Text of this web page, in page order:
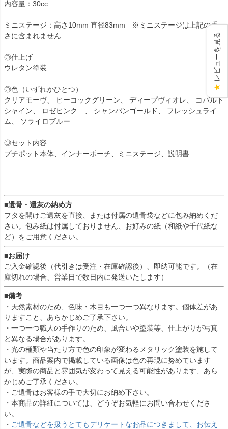
内容量：30cc
ミニステージ：高さ10mm 直径83mm ※ミニステージは上記の重
さに含まれません
◎仕上げ
ウレタン塗装
◎色（いずれかひとつ）
クリアモーヴ、 ピーコックグリーン、 ディープヴィオレ、 コバルト
シャイン、 ロゼピンク 、 シャンパンゴールド、 フレッシュライ
ム、 ソライロブルー
◎セット内容
プチポット本体、インナーポーチ、ミニステージ、説明書
■遺骨・遺灰の納め方
フタを開けご遺灰を直接、または付属の遺骨袋などに包み納めくだ
さい。包み紙は付属しておりません、お好みの紙（和紙や千代紙な
ど）をご用意ください。
■お届け
ご入金確認後（代引きは受注・在庫確認後）、即納可能です。（在
庫切れの場合、営業日で数日内に発送いたします）
■備考
・天然素材のため、色味・木目も一つ一つ異なります。個体差があ
りますこと、あらかじめご了承下さい。
・一つ一つ職人の手作りのため、風合いや塗装等、仕上がりが写真
と異なる場合があります。
・光の種類や当たり方で色の印象が変わるメタリック塗装を施して
います。商品案内で掲載している画像は色の再現に努めています
が、実際の商品と雰囲気が変わって見える可能性があります、あら
かじめご了承ください。
・ご遺骨はお客様の手で大切にお納め下さい。
・本商品の詳細については、どうぞお気軽にお問い合わせくださ
い。
・ ご遺骨などを扱うとてもデリケートなお品につきまして、お伝え
★
レビューを見る